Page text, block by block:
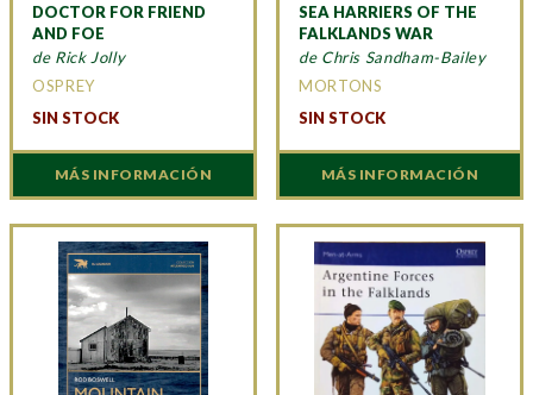
DOCTOR FOR FRIEND
AND FOE
de Rick Jolly
OSPREY
SIN STOCK
MÁS INFORMACIÓN
SEA HARRIERS OF THE
FALKLANDS WAR
de Chris Sandham-Bailey
MORTONS
SIN STOCK
MÁS INFORMACIÓN